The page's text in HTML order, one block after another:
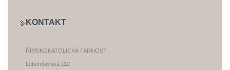
KONTAKT
ŘÍMSKOKATOLICKÁ FARNOST
Lobendavská 112